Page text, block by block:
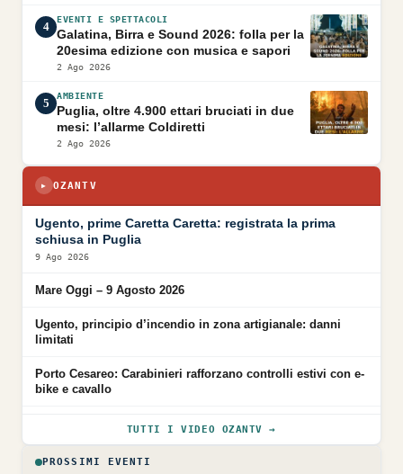
4
EVENTI E SPETTACOLI
Galatina, Birra e Sound 2026: folla per la
20esima edizione con musica e sapori
2 Ago 2026
5
AMBIENTE
Puglia, oltre 4.900 ettari bruciati in due
mesi: l’allarme Coldiretti
2 Ago 2026
▶ OZANTV
▶
Ugento, prime Caretta Caretta: registrata la prima
schiusa in Puglia
9 Ago 2026
Mare Oggi – 9 Agosto 2026
Ugento, principio d’incendio in zona artigianale: danni
limitati
Porto Cesareo: Carabinieri rafforzano controlli estivi con e-
bike e cavallo
TUTTI I VIDEO OZANTV →
PROSSIMI EVENTI